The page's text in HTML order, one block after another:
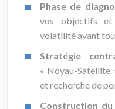
Phase de
vos objectifs
volatilité avant
Stratégie
« Noyau-Satellite
et recherche de
Construction